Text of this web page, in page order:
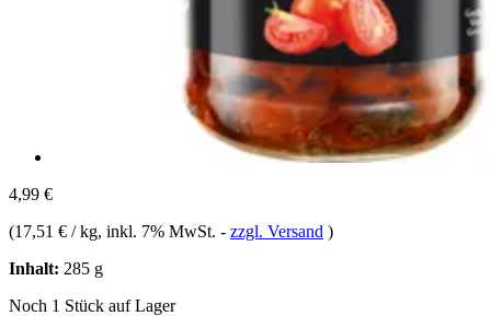
4,99 €
(17,51 € / kg, inkl. 7% MwSt. - zzgl. Versand )
Inhalt: 285 g
Noch 1 Stück auf Lager